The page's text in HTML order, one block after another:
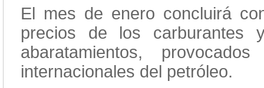
El mes de enero concluirá
precios de los carburantes
abaratamientos,
internacionales del petróleo.